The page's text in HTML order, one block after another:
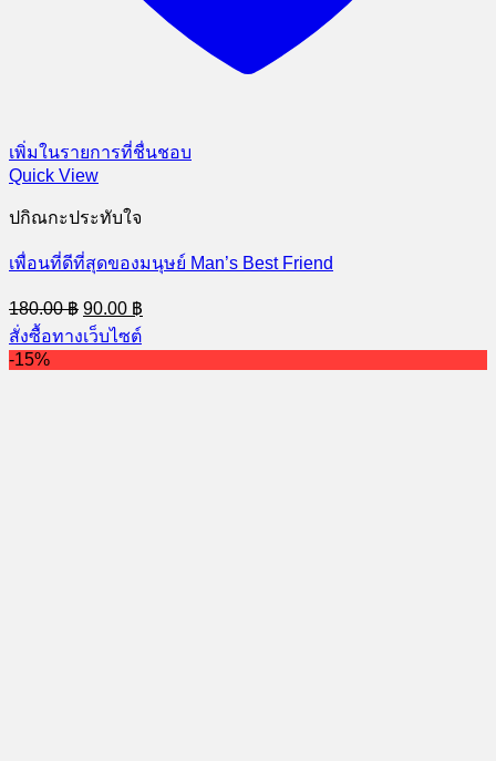
เพิ่มในรายการที่ชื่นชอบ
Quick View
ปกิณกะประทับใจ
เพื่อนที่ดีที่สุดของมนุษย์ Man’s Best Friend
180.00฿ Original
price
was:
180.00 ฿.
90.00 ฿
price
90.00 ฿.
สั่งซื้อทางเว็บไซต์
-15%